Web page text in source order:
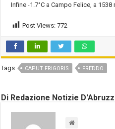
Infine -1.7°C a Campo Felice, a 1538
Post Views: 772
Tags CAPUT FRIGORIS FREDDO
Di Redazione Notizie